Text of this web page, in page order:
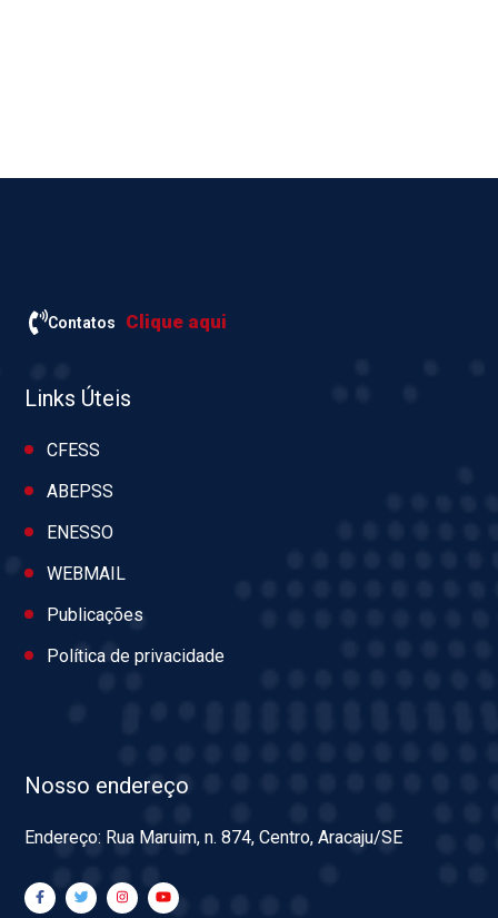
Contatos Clique aqui
Links Úteis
CFESS
ABEPSS
ENESSO
WEBMAIL
Publicações
Política de privacidade
Nosso endereço
Endereço: Rua Maruim, n. 874, Centro, Aracaju/SE